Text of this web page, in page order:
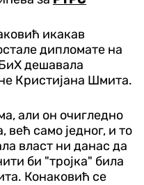
икакав
дипломате на
дешавала
Кристијана Шмита.
али он очигледно
већ само једног, и то
власт ни данас да
би "тројка" била
Конаковић се